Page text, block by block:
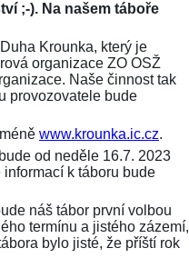
;-). Na našem táboře
Krounka, který je
organizace ZO OSŽ
Naše činnost tak
provozovatele bude
www.krounka.ic.cz.
od neděle 16.7. 2023
k táboru bude
náš tábor první volbou
termínu a jistého zázemí,
bylo jisté, že příští rok